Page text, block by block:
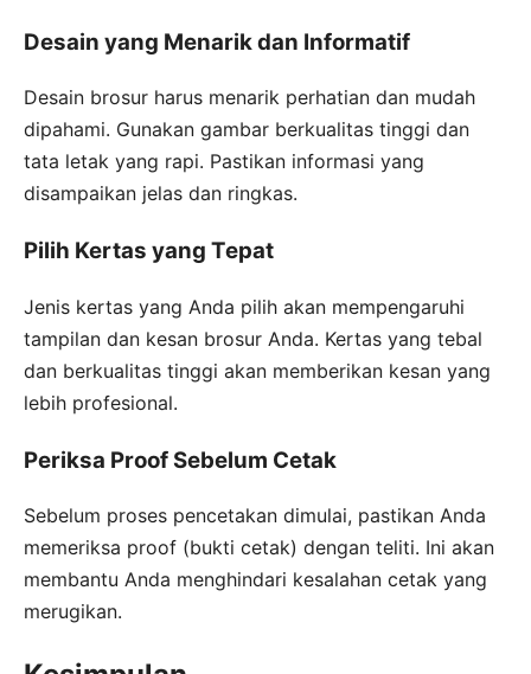
Desain yang Menarik dan Informatif
Desain brosur harus menarik perhatian dan mudah
dipahami. Gunakan gambar berkualitas tinggi dan
tata letak yang rapi. Pastikan informasi yang
disampaikan jelas dan ringkas.
Pilih Kertas yang Tepat
Jenis kertas yang Anda pilih akan mempengaruhi
tampilan dan kesan brosur Anda. Kertas yang tebal
dan berkualitas tinggi akan memberikan kesan yang
lebih profesional.
Periksa Proof Sebelum Cetak
Sebelum proses pencetakan dimulai, pastikan Anda
memeriksa proof (bukti cetak) dengan teliti. Ini akan
membantu Anda menghindari kesalahan cetak yang
merugikan.